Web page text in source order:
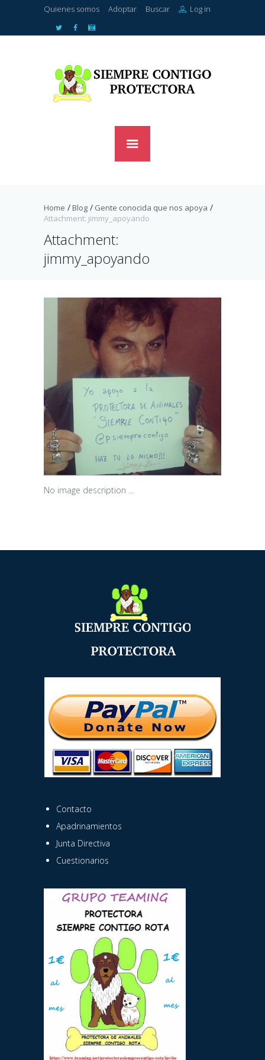
Quienes somos Adoptar Buscar Log in
Home Blog
Gente conocida que nos apoya
Attachment: jimmy_apoyando
Attachment:
jimmy_apoyando
No image description ...
Contacto
Apadrinamientos
Junta Directiva
Cuestionarios